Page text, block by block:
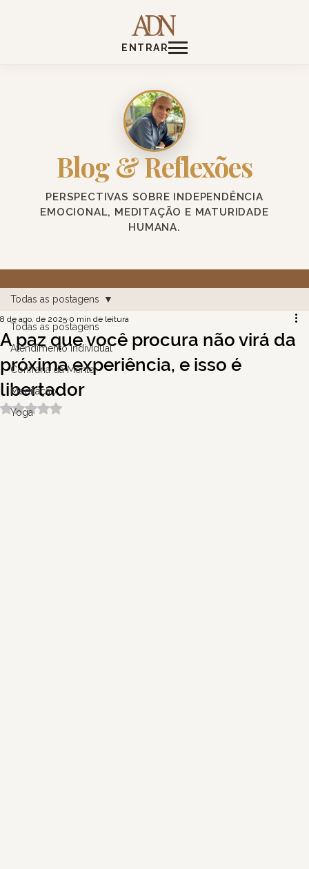
Blog & Reflexões
PERSPECTIVAS SOBRE INDEPENDÊNCIA
EMOCIONAL, MEDITAÇÃO E MATURIDADE
HUMANA.
ENTRAR
Todas as postagens
Atendimento Individual
Confraria da Mente
Meditação
Yoga
Todas as postagens
A paz que você procura não virá da
próxima experiência, e isso é
libertador
8 de ago. de 2025 0 min de leitura
Avaliado com NaN de 5 estrelas.